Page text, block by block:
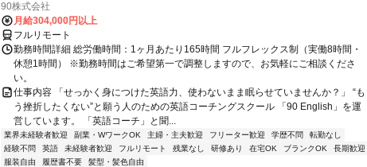
90株式会社
月給304,000円以上
フルリモート
勤務時間詳細 総労働時間：1ヶ月あたり165時間 フルフレックス制（実働8時間・
休憩1時間） ※勤務時間はご希望第一で調整しますので、お気軽にご相談くださ
い。
仕事内容 「せっかく身につけた英語力、使わないまま眠らせていませんか？」 “も
う挫折したくない”と願う人のための英語コーチングスクール 「90 English」を運
営しています。 「英語コーチ」と聞...
業界未経験者歓迎 副業・WワークOK 主婦・主夫歓迎 フリーター歓迎 学歴不問
転勤なし
経験不問
英語 未経験者歓迎 フルリモート 残業なし 研修あり 在宅OK ブランクOK
長期歓迎
服装自由
履歴書不要 髪型・髪色自由